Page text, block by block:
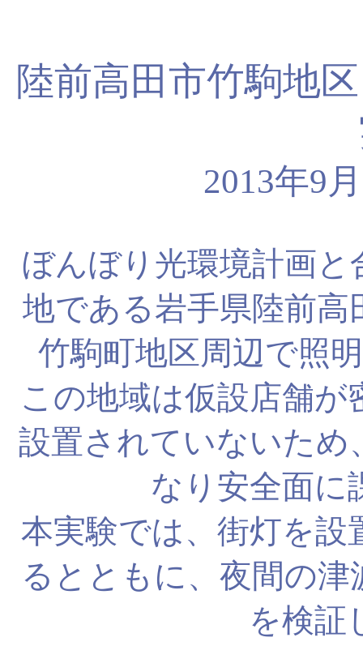
陸前高田市竹駒地
2013年9
ぼんぼり光環境計画
地である岩手県陸前
竹駒町地区周辺で照
この地域は仮設店舗
設置されていないため
なり安全面に
本実験では、街灯を設
るとともに、夜間の
を検証